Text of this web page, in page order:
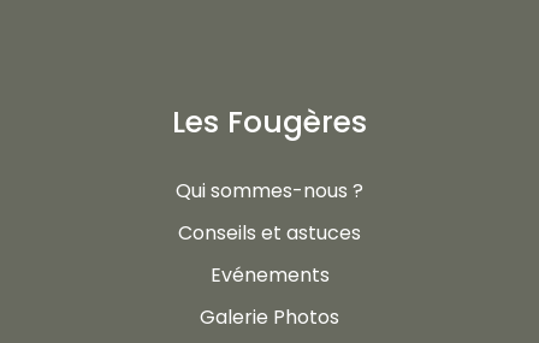
Les Fougères
Qui sommes-nous ?
Conseils et astuces
Evénements
Galerie Photos